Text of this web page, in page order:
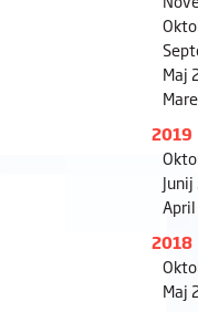
Maj
2019
2018
Maj